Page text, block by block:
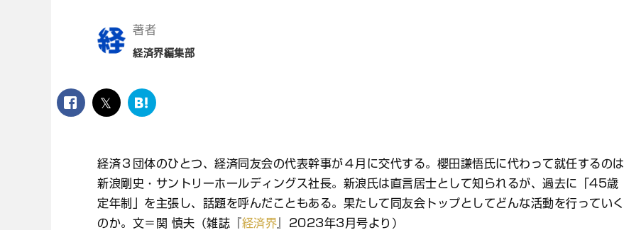
著者
経済界編集部
facebook
twitter
は
ッ
ク
マ
ー
ク
経済３団体のひとつ、経済同友会の代表幹事が４月に交代する。櫻田謙悟氏に代わって就任するのは
新浪剛史・サントリーホールディングス社長。新浪氏は直言居士として知られるが、過去に「45歳
定年制」を主張し、話題を呼んだこともある。果たして同友会トップとしてどんな活動を行っていく
のか。文＝関 慎夫（雑誌『 経済界 』2023年3月号より）